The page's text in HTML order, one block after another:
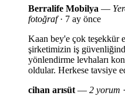
Berralife Mobilya —
fotoğraf· 7 ay önce
Kaan bey'e çok teşekkür
şirketimizin iş
yönlendirme levhaları
oldular. Herkese tavsiye
cihan arısüt — 2 yorum